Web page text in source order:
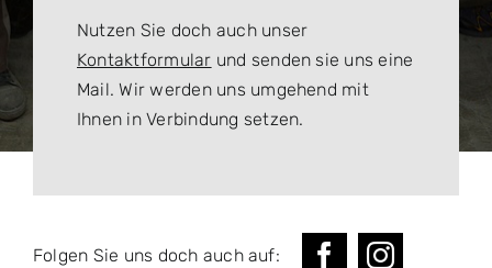
Nutzen Sie doch auch unser
Kontaktformular und senden sie uns eine
Mail. Wir werden uns umgehend mit
Ihnen in Verbindung setzen.
Folgen Sie uns doch auch auf: